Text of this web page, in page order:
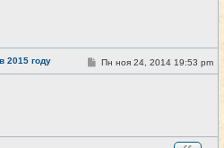
2015 году #18
С
о
и
Пн ноя 24, 2014 19:53 pm